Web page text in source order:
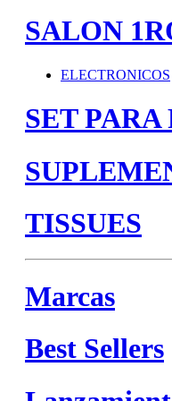
SALON
ELECTRONICOS
SET
TISSUES
Marcas
Best Sellers